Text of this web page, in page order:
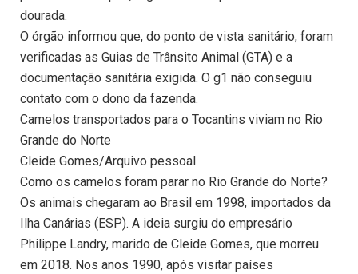
dourada.
O órgão informou que, do ponto de vista sanitário, foram
verificadas as Guias de Trânsito Animal (GTA) e a
documentação sanitária exigida. O g1 não conseguiu
contato com o dono da fazenda.
Camelos transportados para o Tocantins viviam no Rio
Grande do Norte
Cleide Gomes/Arquivo pessoal
Como os camelos foram parar no Rio Grande do Norte?
Os animais chegaram ao Brasil em 1998, importados da
Ilha Canárias (ESP). A ideia surgiu do empresário
Philippe Landry, marido de Cleide Gomes, que morreu
em 2018. Nos anos 1990, após visitar países